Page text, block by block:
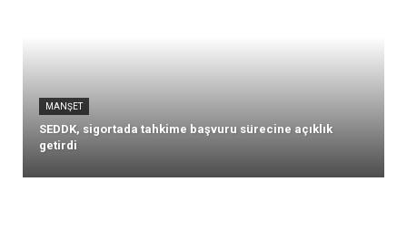
MANŞET
SEDDK, sigortada tahkime başvuru sürecine açıklık
getirdi